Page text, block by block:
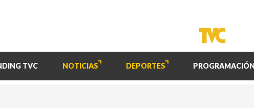
TVC NOTICIAS DEPORTES PROGRAMACIÓN